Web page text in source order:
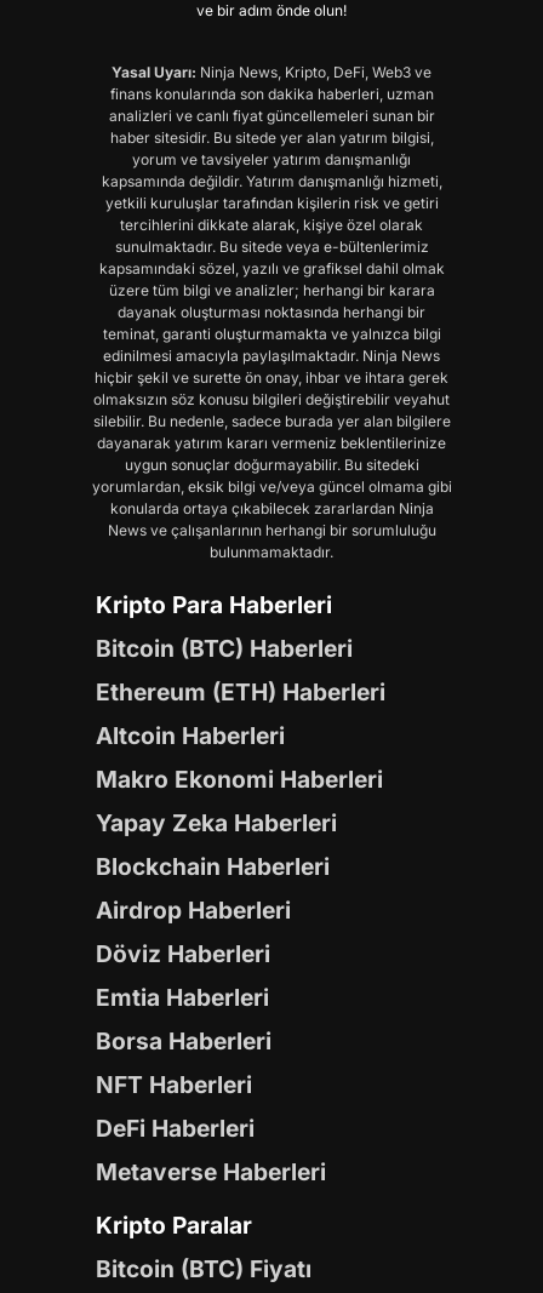
ve bir adım önde olun!
Yasal Uyarı: Ninja News, Kripto, DeFi, Web3 ve
finans konularında son dakika haberleri, uzman
analizleri ve canlı fiyat güncellemeleri sunan bir
haber sitesidir. Bu sitede yer alan yatırım bilgisi,
yorum ve tavsiyeler yatırım danışmanlığı
kapsamında değildir. Yatırım danışmanlığı hizmeti,
yetkili kuruluşlar tarafından kişilerin risk ve getiri
tercihlerini dikkate alarak, kişiye özel olarak
sunulmaktadır. Bu sitede veya e-bültenlerimiz
kapsamındaki sözel, yazılı ve grafiksel dahil olmak
üzere tüm bilgi ve analizler; herhangi bir karara
dayanak oluşturması noktasında herhangi bir
teminat, garanti oluşturmamakta ve yalnızca bilgi
edinilmesi amacıyla paylaşılmaktadır. Ninja News
hiçbir şekil ve surette ön onay, ihbar ve ihtara gerek
olmaksızın söz konusu bilgileri değiştirebilir veyahut
silebilir. Bu nedenle, sadece burada yer alan bilgilere
dayanarak yatırım kararı vermeniz beklentilerinize
uygun sonuçlar doğurmayabilir. Bu sitedeki
yorumlardan, eksik bilgi ve/veya güncel olmama gibi
konularda ortaya çıkabilecek zararlardan Ninja
News ve çalışanlarının herhangi bir sorumluluğu
bulunmamaktadır.
Kripto Para Haberleri
Bitcoin (BTC) Haberleri
Ethereum (ETH) Haberleri
Altcoin Haberleri
Makro Ekonomi Haberleri
Yapay Zeka Haberleri
Blockchain Haberleri
Airdrop Haberleri
Döviz Haberleri
Emtia Haberleri
Borsa Haberleri
NFT Haberleri
DeFi Haberleri
Metaverse Haberleri
Kripto Paralar
Bitcoin (BTC) Fiyatı